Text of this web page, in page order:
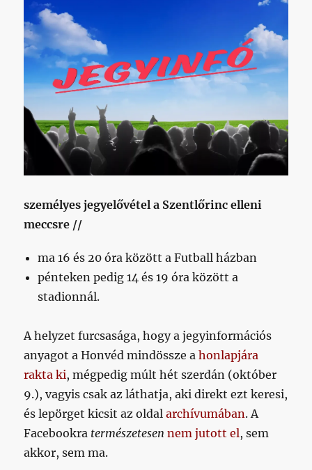
személyes jegyelővétel a Szentlőrinc elleni
meccsre //
ma 16 és 20 óra között a Futball házban
pénteken pedig 14 és 19 óra között a
stadionnál.
A helyzet furcsasága, hogy a jegyinformációs
anyagot a Honvéd mindössze ahonlapjára
rakta ki, mégpedig múlt hét szerdán (október
9.), vagyis csak az láthatja, aki direkt ezt keresi,
és lepörget kicsit az oldalarchívumában. A
Facebookra természetesen nem jutott el, sem
akkor, sem ma.